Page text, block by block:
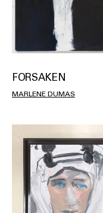
FORSAKEN
MARLENE DUMAS